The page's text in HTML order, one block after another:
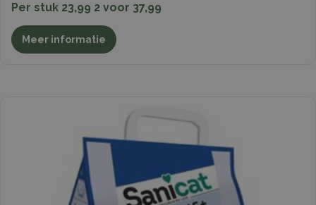
Per stuk 23,99 2 voor 37,99
Meer informatie